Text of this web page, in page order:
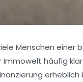
Menschen
Immowelt häufig